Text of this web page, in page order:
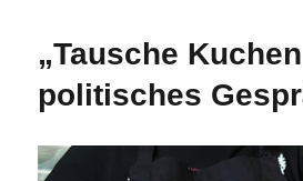
„Tausche
politisches